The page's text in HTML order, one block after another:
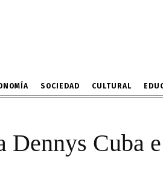
SOCIEDAD CULTURAL
a Dennys
Cuba